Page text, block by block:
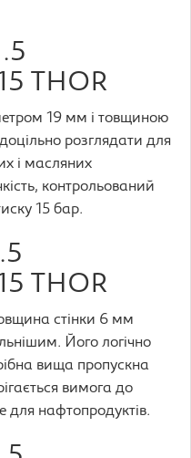
THOR
19 мм і товщиною
розглядати для
і масляних
контрольований
15 бар.
THOR
стінки 6 мм
Його логічно
вища пропускна
вимога до
для нафтопродуктів.